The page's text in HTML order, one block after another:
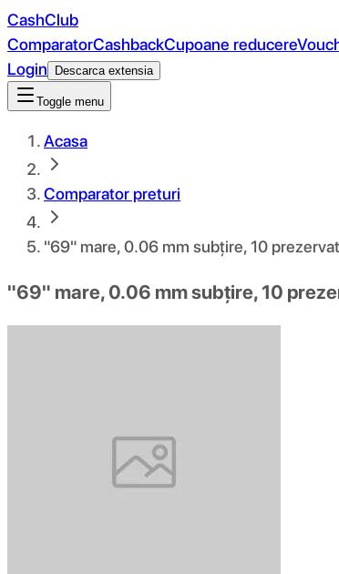
CashClub
ComparatorCashbackCupoane reducere
Login
Descarca extensia
Toggle menu
Acasa
Comparator preturi
"69" mare, 0.06 mm subțire, 10
"69" mare, 0.06 mm subțire, 10